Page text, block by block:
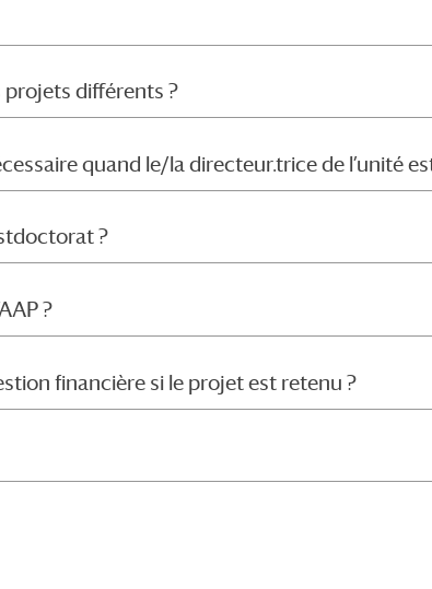
projets différents ?
quand le/la directeur.trice de l’unité
?
?
financière si le projet est retenu ?